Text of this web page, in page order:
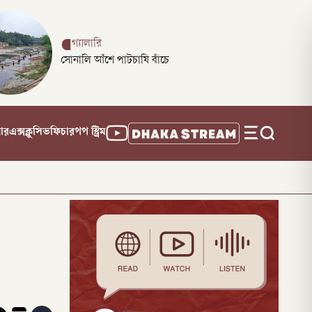
গ্যালারি
সোনালি আঁশে পাটচাষি বাঁচে
এক্সক্লুসিভফিচারপপ স্ট্রিম